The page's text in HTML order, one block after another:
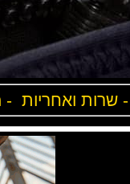
שרות ואחריות